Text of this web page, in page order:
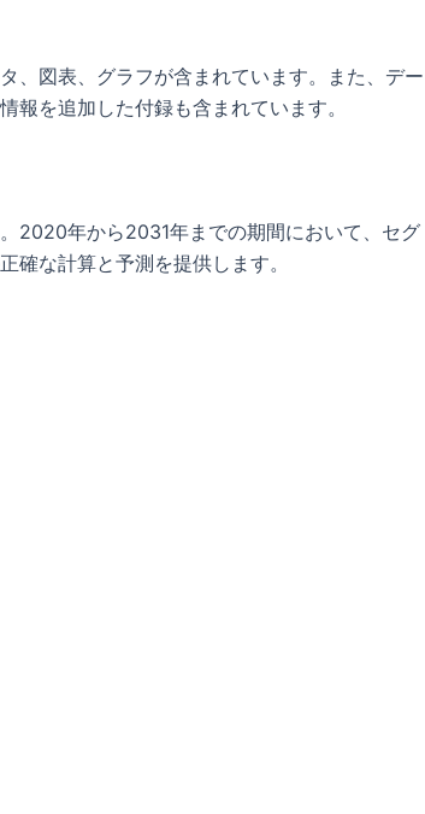
、図表、グラフが含まれています。また、デー
報を追加した付録も含まれています。
2020年から2031年までの期間において、セグ
確な計算と予測を提供します。